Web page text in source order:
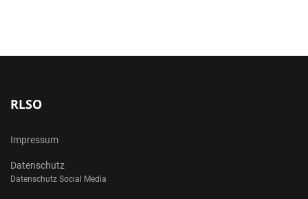
RLSO
Impressum
Datenschutz
Datenschutz Social Media